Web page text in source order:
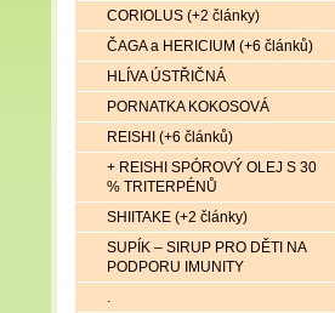
CORIOLUS (+2 články)
ČAGA a HERICIUM (+6 článků)
HLÍVA ÚSTŘIČNÁ
PORNATKA KOKOSOVÁ
REISHI (+6 článků)
+ REISHI SPÓROVÝ OLEJ S 30
% TRITERPÉNŮ
SHIITAKE (+2 články)
SUPÍK – SIRUP PRO DĚTI NA
PODPORU IMUNITY
.